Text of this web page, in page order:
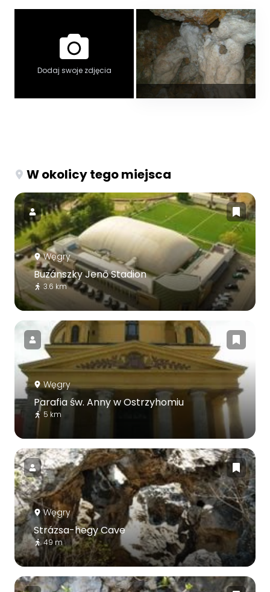
Dodaj swoje zdjęcia
W okolicy tego miejsca
Węgry
Buzánszky Jenő Stadion
3.6 km
Węgry
Parafia św. Anny w Ostrzyhomiu
5 km
Węgry
Strázsa-hegy Cave
49 m